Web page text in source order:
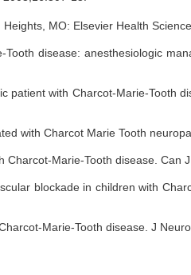
MO: Elsevier Health
disease: anesthesiologic
with Charcot-Marie-Tooth
with Charcot Marie Tooth
Marie-Tooth disease. Can
blockade in children with
Marie-Tooth disease. J